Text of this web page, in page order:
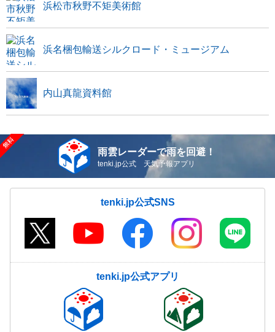
浜松市秋野不矩美術館
浜名梱包輸送シルクロード・ミュージアム
内山真龍資料館
雨雲レーダーで雨を回避！
tenki.jp公式 天気予報アプリ
tenki.jp公式SNS
tenki.jp公式アプリ